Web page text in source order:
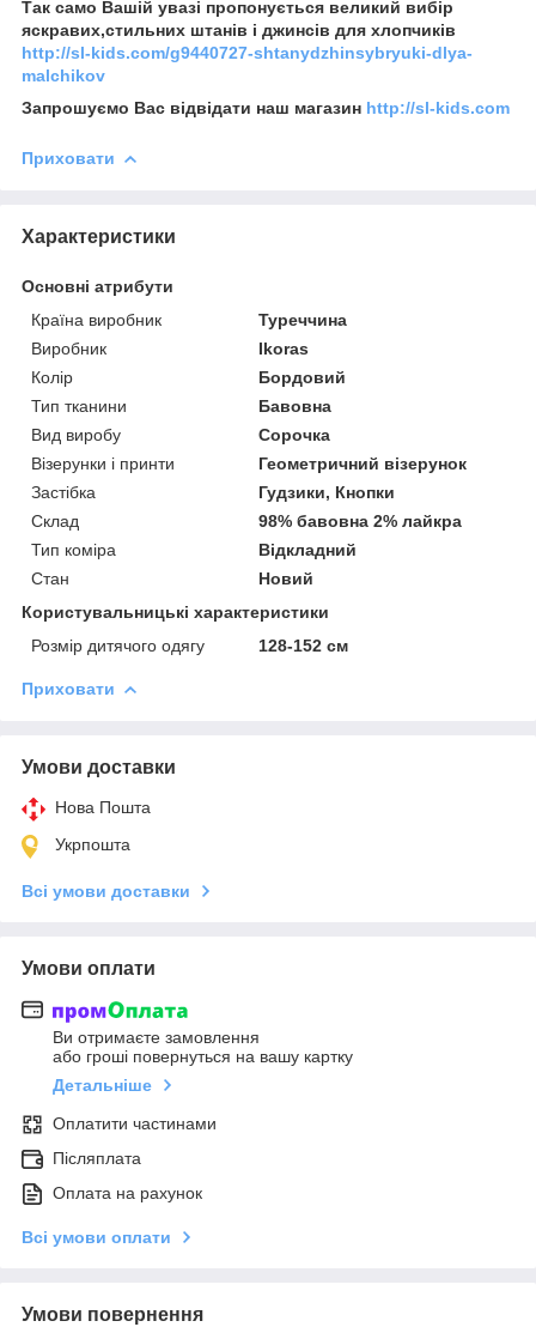
Так само Вашій увазі пропонується великий вибір
яскравих,стильних штанів і джинсів для хлопчиків
http://sl-kids.com/g9440727-shtanydzhinsybryuki-dlya-
malchikov
Запрошуємо Вас відвідати наш магазин http://sl-kids.com
Приховати
Характеристики
Основні атрибути
Країна виробник
Туреччина
Виробник
Ikoras
Колір
Бордовий
Тип тканини
Бавовна
Вид виробу
Сорочка
Візерунки і принти
Геометричний візерунок
Застібка
Гудзики, Кнопки
Склад
98% бавовна 2% лайкра
Тип коміра
Відкладний
Стан
Новий
Користувальницькі характеристики
Розмір дитячого одягу
128-152 см
Приховати
Умови доставки
Нова Пошта
Укрпошта
Всі умови доставки
Умови оплати
Ви отримаєте замовлення
або гроші повернуться на вашу картку
Детальніше
Оплатити частинами
Післяплата
Оплата на рахунок
Всі умови оплати
Умови повернення